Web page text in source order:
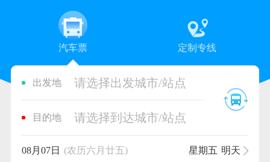
汽车票 定制专线
出发地 请选择出发城市/站点
目的地 请选择到达城市/站点
08月07日 (农历六月廿五) 星期五 明天